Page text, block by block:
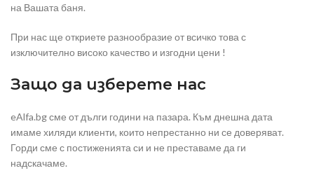
на Вашата баня.
При нас ще откриете разнообразие от всичко това с
изключително високо качество и изгодни цени !
Защо да изберете нас
eAlfa.bg сме от дълги години на пазара. Към днешна дата
имаме хиляди клиенти, които непрестанно ни се доверяват.
Горди сме с постиженията си и не преставаме да ги
надскачаме.